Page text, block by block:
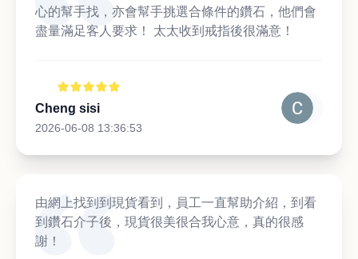
心的幫手找，亦會幫手挑選合條件的鑽石，他們會
盡量滿足客人要求！ 太太收到戒指後很滿意！
Cheng sisi
2026-06-08 13:36:53
由網上找到到現貨看到，員工一直幫助介紹，到看
到鑽石介子後，現貨很美很合我心意，真的很感
謝！